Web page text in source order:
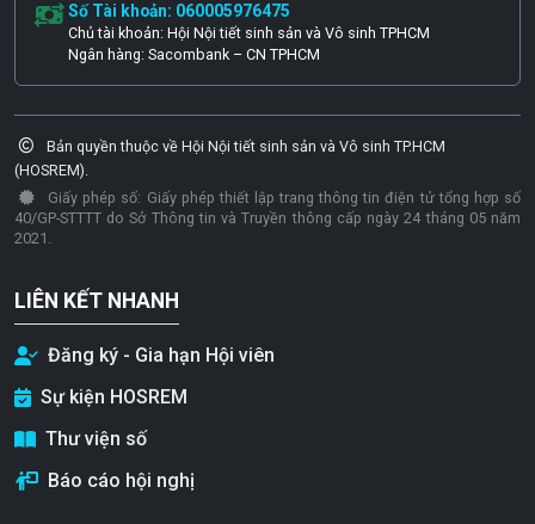
Số Tài khoản: 060005976475
Chủ tài khoản: Hội Nội tiết sinh sản và Vô sinh TPHCM
Ngân hàng: Sacombank – CN TPHCM
Bản quyền thuộc về Hội Nội tiết sinh sản và Vô sinh TP.HCM
(HOSREM).
Giấy phép số: Giấy phép thiết lập trang thông tin điện tử tổng hợp số
40/GP-STTTT do Sở Thông tin và Truyền thông cấp ngày 24 tháng 05 năm
2021.
LIÊN KẾT NHANH
Đăng ký - Gia hạn Hội viên
Sự kiện HOSREM
Thư viện số
Báo cáo hội nghị